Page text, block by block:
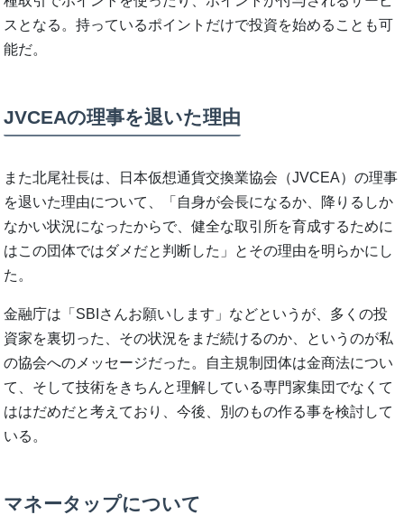
スとなる。持っているポイントだけで投資を始めることも可
能だ。
JVCEAの理事を退いた理由
また北尾社長は、日本仮想通貨交換業協会（JVCEA）の理事
を退いた理由について、「自身が会長になるか、降りるしか
なかい状況になったからで、健全な取引所を育成するために
はこの団体ではダメだと判断した」とその理由を明らかにし
た。
金融庁は「SBIさんお願いします」などというが、多くの投
資家を裏切った、その状況をまだ続けるのか、というのが私
の協会へのメッセージだった。自主規制団体は金商法につい
て、そして技術をきちんと理解している専門家集団でなくて
ははだめだと考えており、今後、別のもの作る事を検討して
いる。
マネータップについて